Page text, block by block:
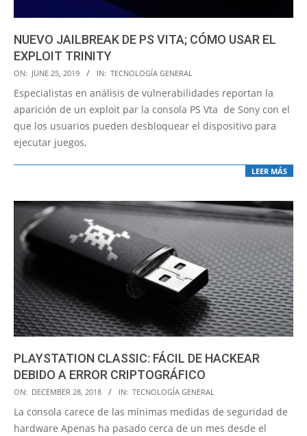
NUEVO JAILBREAK DE PS VITA; CÓMO USAR EL
EXPLOIT TRINITY
2019-
06-
25
ON: JUNE 25, 2019 IN: TECNOLOGÍA GENERAL
Especialistas en análisis de vulnerabilidades reportan la
aparición de un exploit par la consola PS Vta de Sony con el
que los usuarios pueden desbloquear el dispositivo para
ejecutar juegos,
LEER MÁS
PLAYSTATION CLASSIC: FÁCIL DE HACKEAR
DEBIDO A ERROR CRIPTOGRÁFICO
2018-
12-
28
ON: DECEMBER 28, 2018 IN: TECNOLOGÍA GENERAL
La consola carece de las mínimas medidas de seguridad de
hardware Apenas ha pasado cerca de un mes desde el